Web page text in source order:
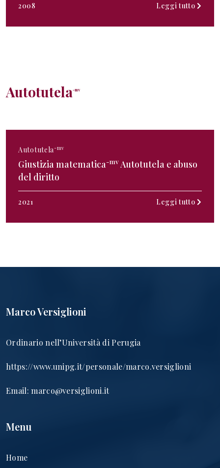
2008 Leggi tutto
Autotutela-mv
Autotutela-mv
Giustizia matematica-mvAutotutela e abuso
del diritto
2021 Leggi tutto
Marco Versiglioni
Ordinario nell’Università di Perugia
https://www.unipg.it/personale/marco.versiglioni
Email:marco@versiglioni.it
Menu
Home